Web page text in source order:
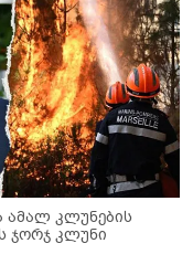
ამალ კლუნების
ჯორჯ კლუნი